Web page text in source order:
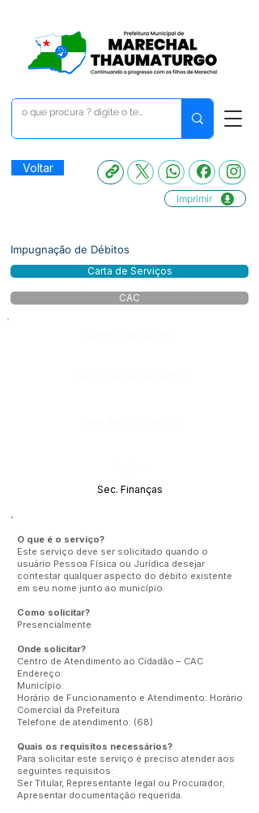
Voltar
Imprimir
Impugnação de Débitos
Carta de Serviços
CAC
Sec. Finanças
O que é o serviço?
Este serviço deve ser solicitado quando o
usuário Pessoa Física ou Jurídica desejar
contestar qualquer aspecto do débito existente
em seu nome junto ao município.
Como solicitar?
Presencialmente
Onde solicitar?
Centro de Atendimento ao Cidadão – CAC
Endereço:
Município:
Horário de Funcionamento e Atendimento: Horário
Comercial da Prefeitura
Telefone de atendimento: (68)
Quais os requisitos necessários?
Para solicitar este serviço é preciso atender aos
seguintes requisitos:
Ser Titular, Representante legal ou Procurador;
Apresentar documentação requerida.